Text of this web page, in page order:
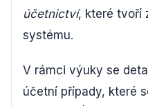
účetnictví, které tvoří
systému.
V rámci výuky se
účetní případy, které